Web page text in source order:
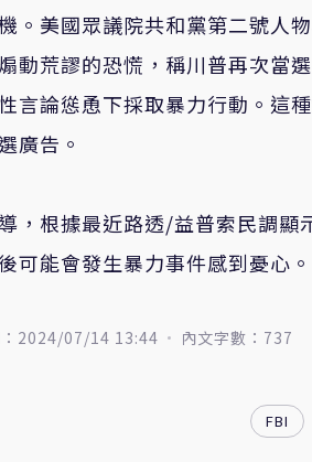
。美國眾議院共和黨第二號人
動荒謬的恐慌，稱川普再次當
言論慫恿下採取暴力行動。這
廣告。
，根據最近路透/益普索民調顯
可能會發生暴力事件感到憂心。
2024/07/14 13:44 內文字數：737
FBI